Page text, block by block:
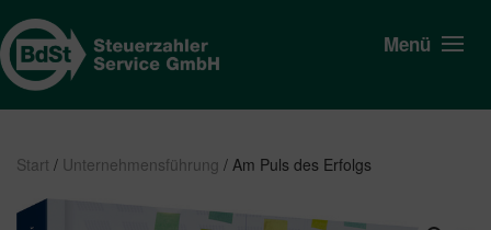
Menü
Start / Unternehmensführung / Am Puls des Erfolgs